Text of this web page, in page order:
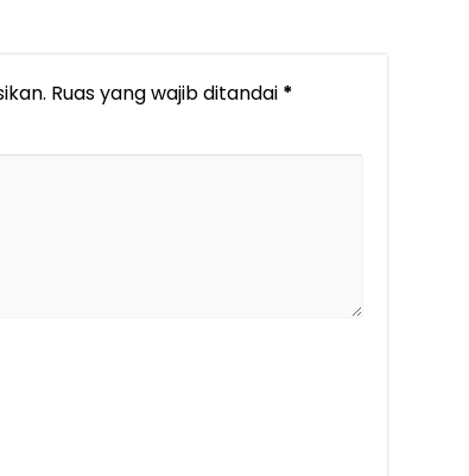
Ruas yang wajib ditandai *